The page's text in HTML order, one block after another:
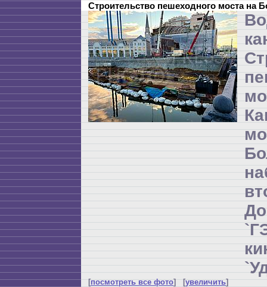
Строительство пешеходного моста на
[посмотреть все фото] [увеличить]